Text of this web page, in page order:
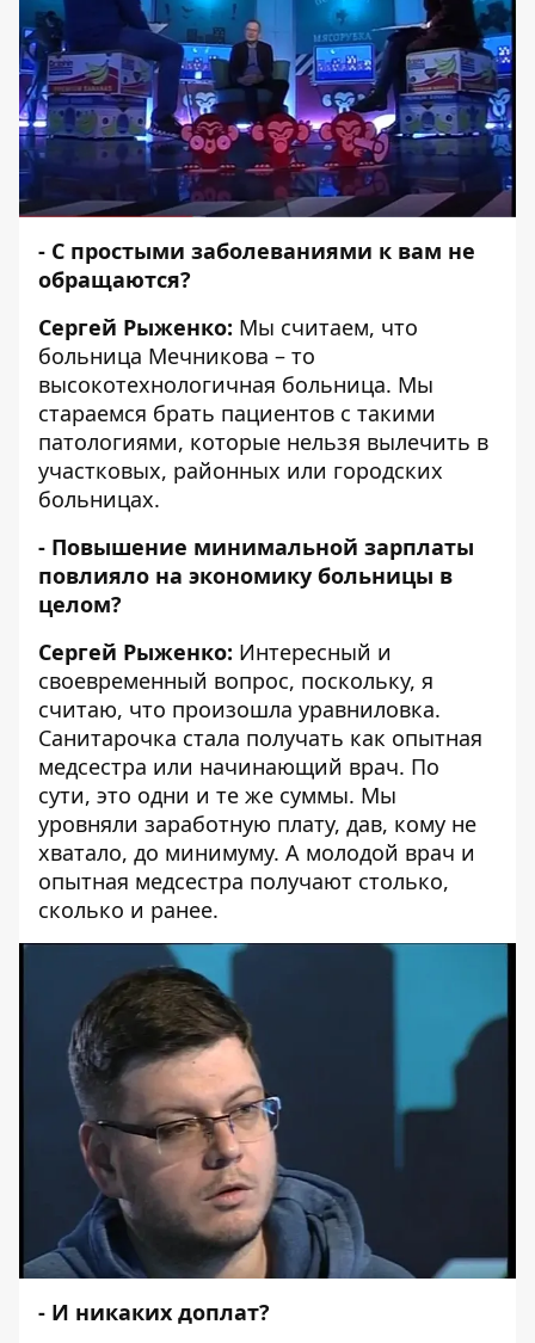
- С простыми заболеваниями к вам не
обращаются?
Сергей Рыженко: Мы считаем, что
больница Мечникова – то
высокотехнологичная больница. Мы
стараемся брать пациентов с такими
патологиями, которые нельзя вылечить в
участковых, районных или городских
больницах.
- Повышение минимальной зарплаты
повлияло на экономику больницы в
целом?
Сергей Рыженко: Интересный и
своевременный вопрос, поскольку, я
считаю, что произошла уравниловка.
Санитарочка стала получать как опытная
медсестра или начинающий врач. По
сути, это одни и те же суммы. Мы
уровняли заработную плату, дав, кому не
хватало, до минимуму. А молодой врач и
опытная медсестра получают столько,
сколько и ранее.
- И никаких доплат?